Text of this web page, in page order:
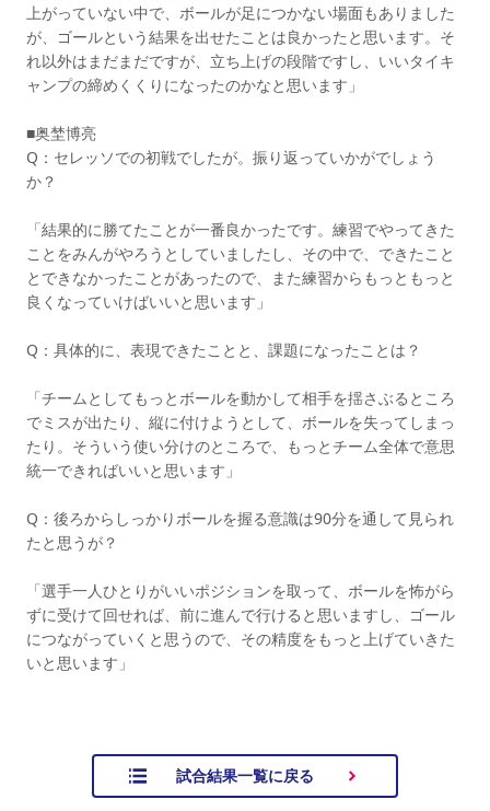
上がっていない中で、ボールが足につかない場面もありました
が、ゴールという結果を出せたことは良かったと思います。そ
れ以外はまだまだですが、立ち上げの段階ですし、いいタイキ
ャンプの締めくくりになったのかなと思います」
■奥埜博亮
Q：セレッソでの初戦でしたが。振り返っていかがでしょう
か？
「結果的に勝てたことが一番良かったです。練習でやってきた
ことをみんがやろうとしていましたし、その中で、できたこと
とできなかったことがあったので、また練習からもっともっと
良くなっていけばいいと思います」
Q：具体的に、表現できたことと、課題になったことは？
「チームとしてもっとボールを動かして相手を揺さぶるところ
でミスが出たり、縦に付けようとして、ボールを失ってしまっ
たり。そういう使い分けのところで、もっとチーム全体で意思
統一できればいいと思います」
Q：後ろからしっかりボールを握る意識は90分を通して見られ
たと思うが？
「選手一人ひとりがいいポジションを取って、ボールを怖がら
ずに受けて回せれば、前に進んで行けると思いますし、ゴール
につながっていくと思うので、その精度をもっと上げていきた
いと思います」
試合結果一覧に戻る